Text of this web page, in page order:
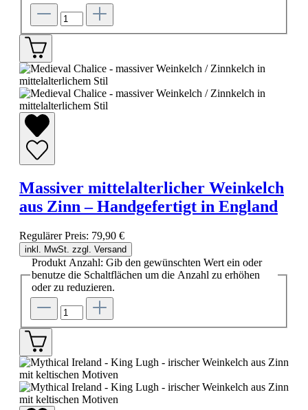
Massiver mittelalterlicher Weinkelch
aus Zinn – Handgefertigt in England
Regulärer Preis: 79,90 €
inkl. MwSt. zzgl. Versand
Produkt Anzahl: Gib den gewünschten Wert ein oder
benutze die Schaltflächen um die Anzahl zu erhöhen
oder zu reduzieren.